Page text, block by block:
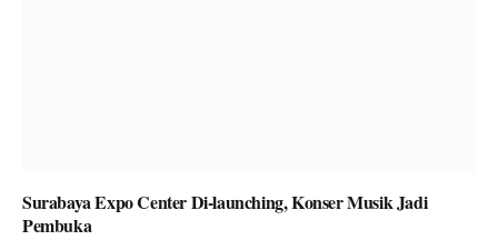
Surabaya Expo Center Di-launching, Konser Musik Jadi
Pembuka